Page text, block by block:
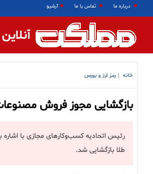
درباره ما تماس با ما آرشیو
آنلاین
خانه رمز ارز و بورس
بازگشایی مجوز فروش
رئیس اتحادیه کسب‌وکار‌های مجازی با
طلا بازگشایی شد.